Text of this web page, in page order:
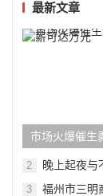
最新文章
市场火爆催生
月薪可达万元
2
晚上起夜与
3 福州市三明